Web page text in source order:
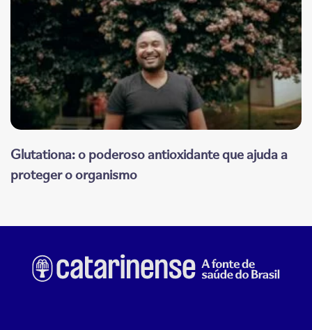
Glutationa: o poderoso antioxidante que ajuda a
proteger o organismo